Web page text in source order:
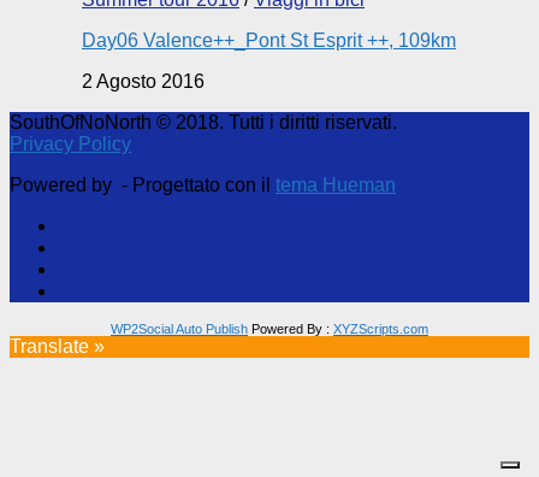
Day06 Valence++_Pont St Esprit ++, 109km
2 Agosto 2016
SouthOfNoNorth © 2018. Tutti i diritti riservati.
Privacy Policy
Powered by - Progettato con il tema Hueman
WP2Social Auto Publish Powered By : XYZScripts.com
Translate »